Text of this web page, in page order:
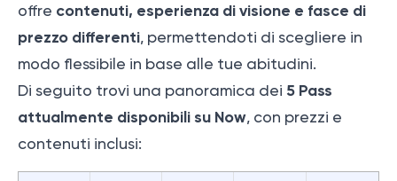
offre contenuti, esperienza di visione e fasce di
prezzo differenti, permettendoti di scegliere in
modo flessibile in base alle tue abitudini.
Di seguito trovi una panoramica dei 5 Pass
attualmente disponibili su Now, con prezzi e
contenuti inclusi: